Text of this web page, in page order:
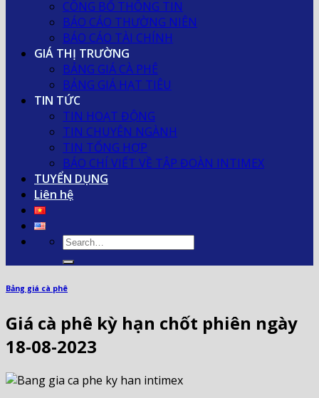
CÔNG BỐ THÔNG TIN
BÁO CÁO THƯỜNG NIÊN
BÁO CÁO TÀI CHÍNH
GIÁ THỊ TRƯỜNG
BẢNG GIÁ CÀ PHÊ
BẢNG GIÁ HẠT TIÊU
TIN TỨC
TIN HOẠT ĐỘNG
TIN CHUYÊN NGÀNH
TIN TỔNG HỢP
BÁO CHÍ VIẾT VỀ TẬP ĐOÀN INTIMEX
TUYỂN DỤNG
Liên hệ
Bảng giá cà phê
Giá cà phê kỳ hạn chốt phiên ngày
18-08-2023